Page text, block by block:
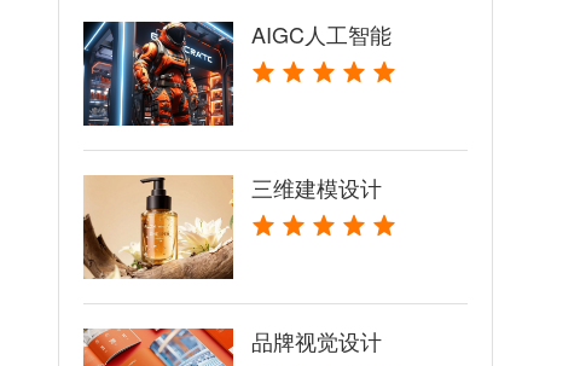
AIGC人工智能
三维建模设计
品牌视觉设计